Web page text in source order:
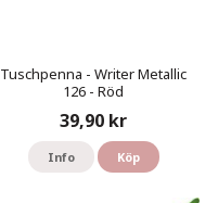
Tuschpenna - Writer Metallic
126 - Röd
39,90 kr
Info Köp